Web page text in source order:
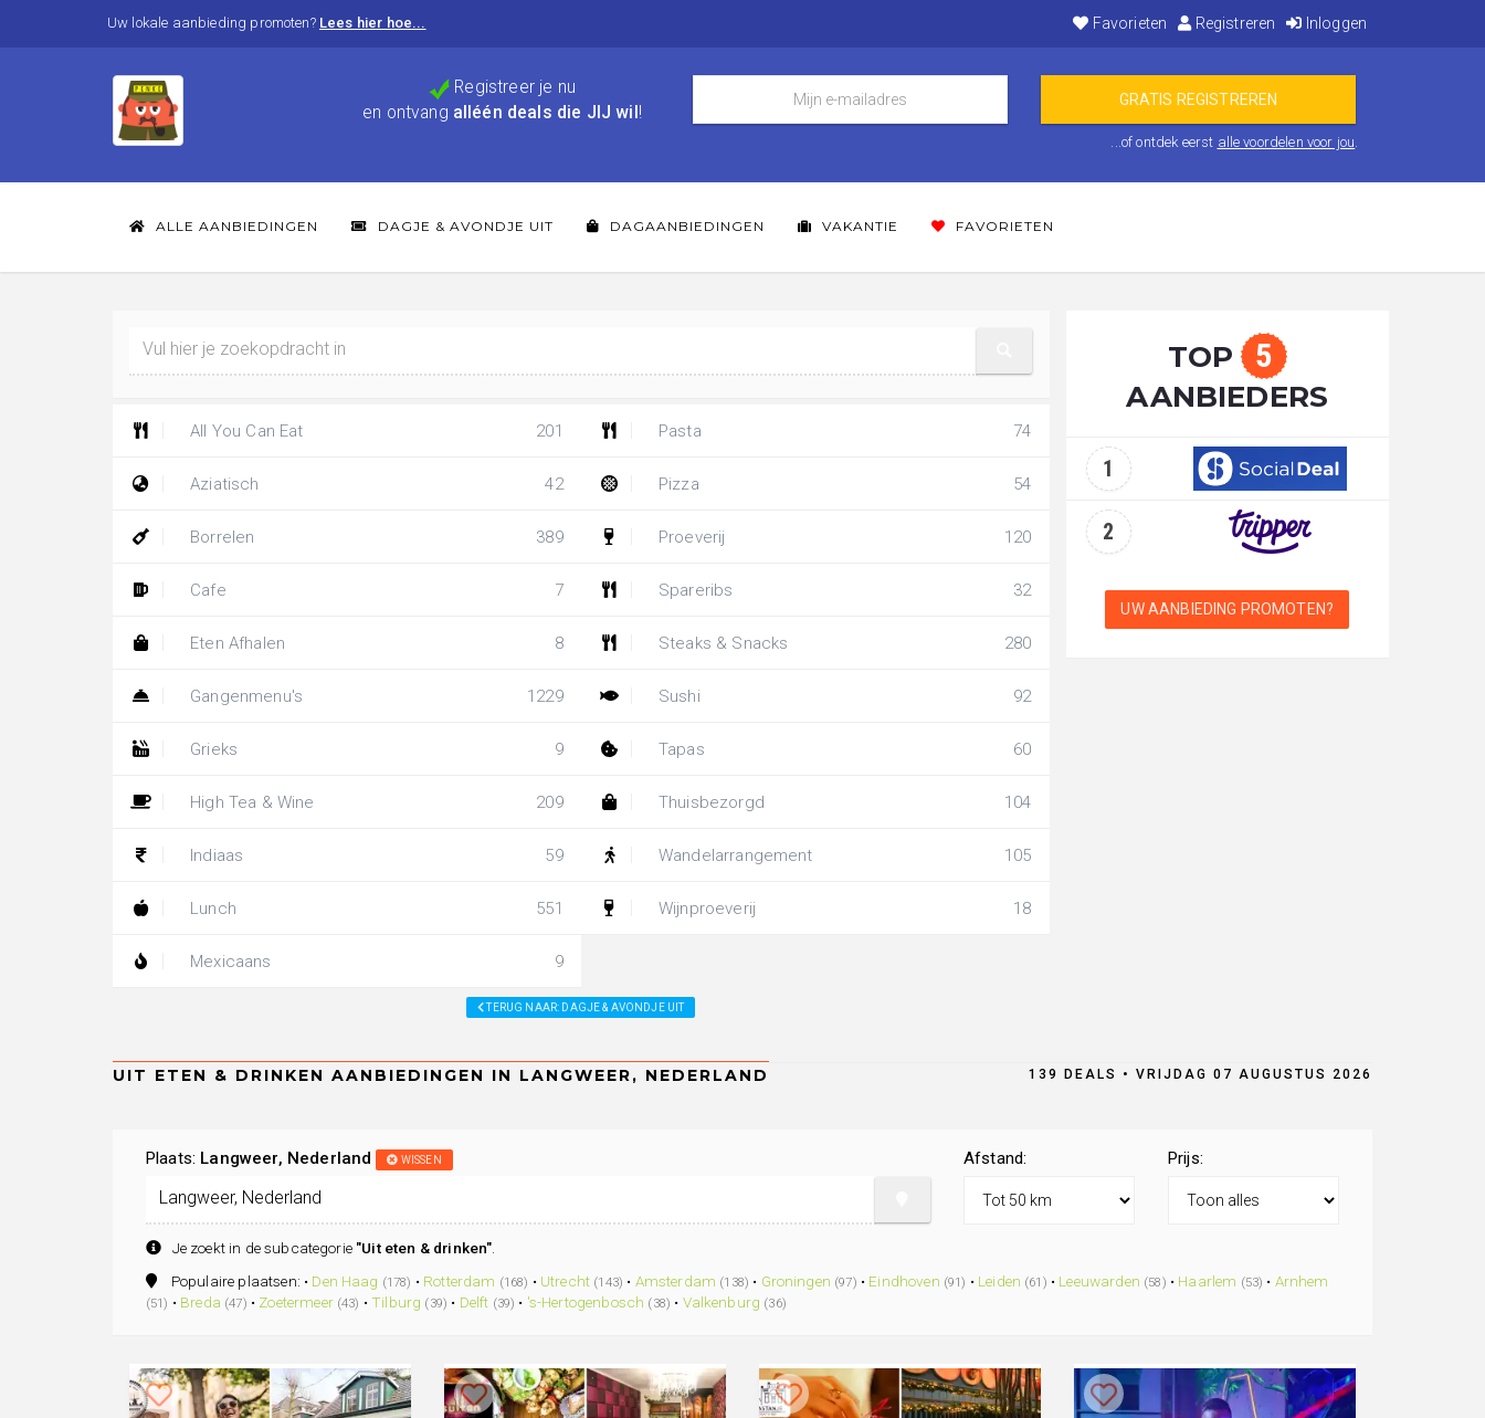
Uw lokale aanbieding promoten? Lees hier hoe... Favorieten Registreren Inloggen
Registreer je nu
en ontvang alléén deals die JIJ wil !
...of ontdek eerst alle voordelen voor jou.
ALLE AANBIEDINGEN DAGJE & AVONDJE UIT DAGAANBIEDINGEN VAKANTIE FAVORIETEN
All You Can Eat 201
Aziatisch 42
Borrelen 389
Cafe 7
Eten Afhalen 8
Gangenmenu's 1229
Grieks 9
High Tea & Wine 209
Indiaas 59
Lunch 551
Mexicaans 9
Pasta 74
Pizza 54
Proeverij 120
Spareribs 32
Steaks & Snacks 280
Sushi 92
Tapas 60
Thuisbezorgd 104
Wandelarrangement 105
Wijnproeverij 18
TERUG NAAR: DAGJE & AVONDJE UIT
TOP 5
AANBIEDERS
1
2
UW AANBIEDING PROMOTEN?
139 DEALS • VRIJDAG 07 AUGUSTUS 2026
Plaats: Langweer, Nederland WISSEN
Je zoekt in de subcategorie "Uit eten & drinken"
Afstand: Prijs:
Populaire plaatsen: • Den Haag (178) • Rotterdam (168) • Utrecht (143) • Amsterdam (138) • Groningen (97) • Eindhoven (91) • Leiden (61) • Leeuwarden (58) • Haarlem (53) • Arnhem
(51) • Breda (47) • Zoetermeer (43) • Tilburg (39) • Delft (39) • 's-Hertogenbosch (38) • Valkenburg (36)